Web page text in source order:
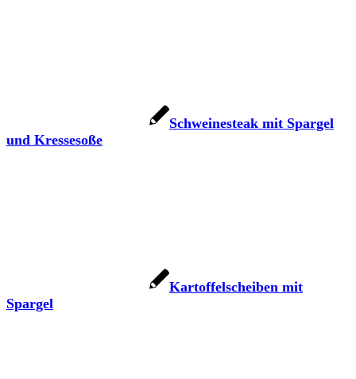
Schweinesteak mit Spargel
und Kressesoße
Kartoffelscheiben mit
Spargel